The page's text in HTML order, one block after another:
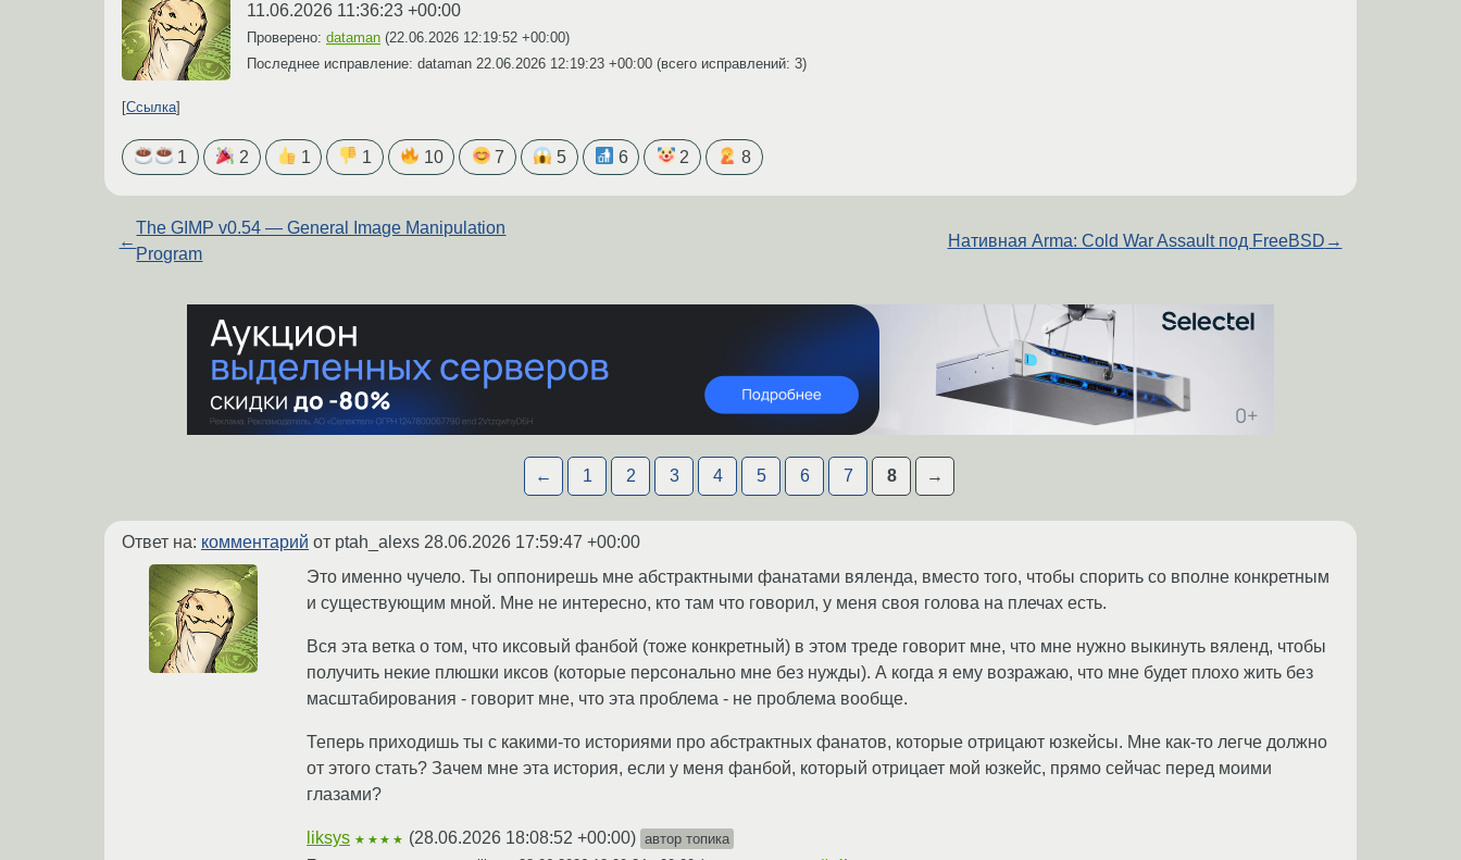
11.06.2026 11:36:23 +00:00
Проверено: dataman (22.06.2026 12:19:52 +00:00)
Последнее исправление: dataman 22.06.2026 12:19:23 +00:00 (всего исправлений: 3)
Ссылка
1 2 1 1 10 7 5 6 2 8
←
The GIMP v0.54 — General Image Manipulation
Program
Нативная Arma: Cold War Assault под FreeBSD →
← 1 2 3 4 5 6 7 8 →
Ответ на: комментарий от ptah_alexs 28.06.2026 17:59:47 +00:00
Это именно чучело. Ты оппонирешь мне абстрактными фанатами вяленда, вместо того, чтобы спорить со вполне конкретным
и существующим мной. Мне не интересно, кто там что говорил, у меня своя голова на плечах есть.
Вся эта ветка о том, что иксовый фанбой (тоже конкретный) в этом треде говорит мне, что мне нужно выкинуть вяленд, чтобы
получить некие плюшки иксов (которые персонально мне без нужды). А когда я ему возражаю, что мне будет плохо жить без
масштабирования - говорит мне, что эта проблема - не проблема вообще.
Теперь приходишь ты с какими-то историями про абстрактных фанатов, которые отрицают юзкейсы. Мне как-то легче должно
от этого стать? Зачем мне эта история, если у меня фанбой, который отрицает мой юзкейс, прямо сейчас перед моими
глазами?
liksys ★★★★ (28.06.2026 18:08:52 +00:00) автор топика